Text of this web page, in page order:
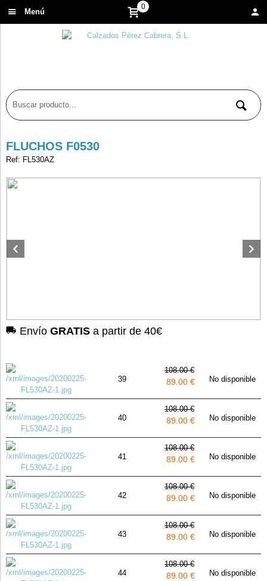
0
FLUCHOS F0530
Ref: FL530AZ
Envío GRATIS a partir de 40€
39
108.00 €
89.00 € No disponible
40
108.00 €
89.00 € No disponible
41
108.00 €
89.00 € No disponible
42
108.00 €
89.00 € No disponible
43
108.00 €
89.00 € No disponible
44
108.00 €
89.00 € No disponible
Menú